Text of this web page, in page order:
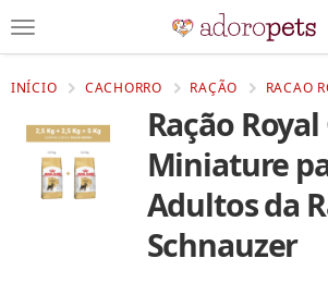
INÍCIO CACHORRO RAÇÃO RACAO
Ração
Miniature
Adultos da
Schnauzer